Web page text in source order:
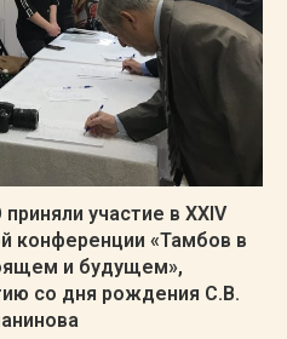
участие в ХХIV
конференции «Тамбов в
и будущем»,
со дня рождения С.В.